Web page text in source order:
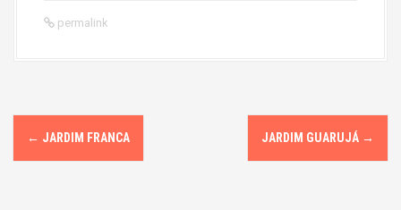
permalink
P
o
← JARDIM FRANCA JARDIM GUARUJÁ →